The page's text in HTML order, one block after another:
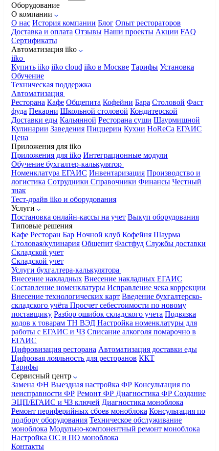
Оборудование
О компании
О нас История компании Блог Опыт рестораторов
Доставка и оплата Отзывы Наши проекты Акции FAQ
Сертификаты
Автоматизация iiko
iiko
Купить iiko iiko cloud iiko в Москве Тарифы Установка
Обучение
Техническая поддержка
Автоматизация
Ресторана Кафе Общепита Кофейни Бара Столовой Фаст
фуда Пекарни Школьной столовой Кондитерской
Доставки еды Кальянной Ресторана суши Шаурмишной
Кулинарии Заведения Пиццерии Кухни HoReCa ЕГАИС
Цена
Приложения для iiko
Приложения для iiko Интеграционные модули
Обучение бухгалтер-калькулятор
Номенклатура ЕГАИС Инвентаризация Производство и
логистика Сотрудники Справочники Финансы Честный
знак
Тест-драйв iiko и оборудования
Услуги
Постановка онлайн-кассы на учет Выкуп оборудования
Типовые решения
Кафе Ресторан Бар Ночной клуб Кофейня Шаурма
Столовая/кулинария Общепит Фастфуд Службы доставки
Складской учет
Складской учет
Услуги бухгалтера-калькулятора
Внесение накладных Внесение накладных ЕГАИС
Составление номенклатуры Исправление чека коррекции
Внесение технологических карт Введение бухгалтерско-
складского учёта Просчет себестоимости по новому
поставщику Разбор ошибок складского учета Подвязка
кодов к товарам ТН ВЭД Настройка номенклатуры для
работы с ЕГАИС и ЧЗ Списание алкоголя помарочно в
ЕГАИС
Цифровизация ресторана Автоматизация доставки еды
Цифровая лояльность для ресторанов ККТ
Тарифы
Сервисный центр
Замена ФН Выездная настройка ФР Консультация по
неисправности ФР Ремонт ФР Диагностика ФР Создание
ЭЦП/ЕГАИС и ЧЗ ключей Диагностика моноблока
Ремонт периферийных сбоев моноблока Консультация по
подбору оборудования Техническое обслуживание
моноблока Модульно-компонентный ремонт моноблока
Настройка ОС и ПО моноблока
Контакты